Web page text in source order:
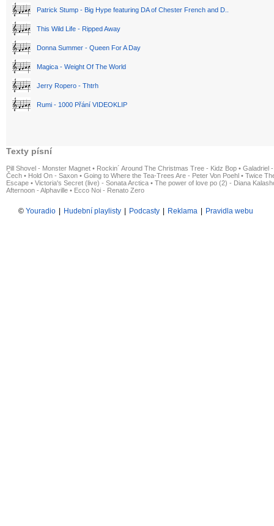
Patrick Stump - Big Hype featuring DA of Chester French and D..
This Wild Life - Ripped Away
Donna Summer - Queen For A Day
Magica - Weight Of The World
Jerry Ropero - Thtrh
Rumi - 1000 Přání VIDEOKLIP
Texty písní
Pill Shovel - Monster Magnet • Rockin´ Around The Christmas Tree - Kidz Bop • Galadriel
Čech • Hold On - Saxon • Going to Where the Tea-Trees Are - Peter Von Poehl • Twice
Escape • Victoria's Secret (live) - Sonata Arctica • The power of love po (2) - Diana
Afternoon - Alphaville • Ecco Noi - Renato Zero
© Youradio Hudební playlisty Podcasty Reklama Pravidla webu